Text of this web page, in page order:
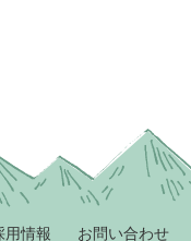
用情報 お問い合わせ